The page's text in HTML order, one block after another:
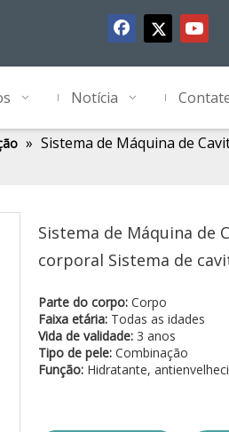
Notícia
» Sistema de Máquina de
Sistema de Máquina de
corporal Sistema de
Parte do corpo: Corpo
Faixa etária: Todas as idades
Vida de validade: 3 anos
Tipo de pele: Combinação
Função: Hidratante,